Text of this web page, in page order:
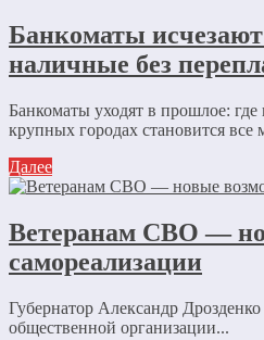
Банкоматы исчезают
наличные без
Банкоматы уходят в прошлое:
крупных городах становится все
Далее
Ветеранам СВО —
самореализации
Губернатор Александр
общественной организации...